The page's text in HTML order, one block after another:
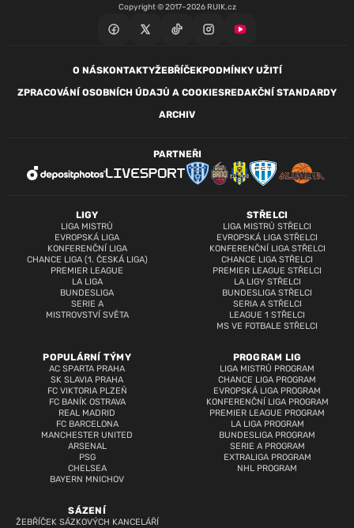
Copyright © 2017–2026 RUIK.cz
O NÁSKONTAKTYŽEBŘÍČEKPODMÍNKY UŽITÍ
ZPRACOVÁNÍ OSOBNÍCH ÚDAJŮ A COOKIESREDAKČNÍ STANDARDY
ARCHIV
LIGY
LIGA MISTRŮ
EVROPSKÁ LIGA
KONFERENČNÍ LIGA
CHANCE LIGA (1. ČESKÁ LIGA)
PREMIER LEAGUE
LA LIGA
BUNDESLIGA
SERIE A
MISTROVSTVÍ SVĚTA
STŘELCI
LIGA MISTRŮ STŘELCI
EVROPSKÁ LIGA STŘELCI
KONFERENČNÍ LIGA STŘELCI
CHANCE LIGA STŘELCI
PREMIER LEAGUE STŘELCI
LA LIGY STŘELCI
BUNDESLIGA STŘELCI
SERIA A STŘELCI
LEAGUE 1 STŘELCI
MS VE FOTBALE STŘELCI
POPULÁRNÍ TÝMY
AC SPARTA PRAHA
SK SLAVIA PRAHA
FC VIKTORIA PLZEŇ
FC BANÍK OSTRAVA
REAL MADRID
FC BARCELONA
MANCHESTER UNITED
ARSENAL
PSG
CHELSEA
BAYERN MNICHOV
PROGRAM LIG
LIGA MISTRŮ PROGRAM
CHANCE LIGA PROGRAM
EVROPSKÁ LIGA PROGRAM
KONFERENČNÍ LIGA PROGRAM
PREMIER LEAGUE PROGRAM
LA LIGA PROGRAM
BUNDESLIGA PROGRAM
SERIE A PROGRAM
EXTRALIGA PROGRAM
NHL PROGRAM
SÁZENÍ
ŽEBŘÍČEK SÁZKOVÝCH KANCELÁŘÍ
PARTNEŘI